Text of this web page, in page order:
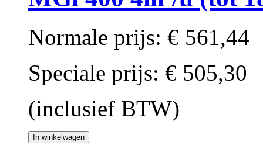
Normale prijs: € 561,44
Speciale prijs: € 505,30
(inclusief BTW)
In winkelwagen